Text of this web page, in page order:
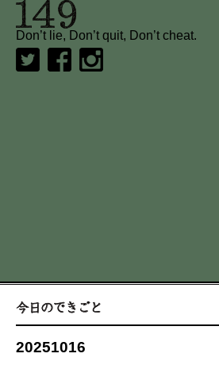
Don’t lie, Don’t quit, Don’t cheat.
20251016